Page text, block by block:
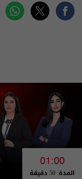
01:00
المدة: 50 دقيقة